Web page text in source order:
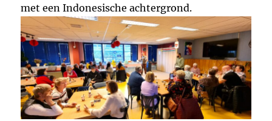
met een Indonesische achtergrond.